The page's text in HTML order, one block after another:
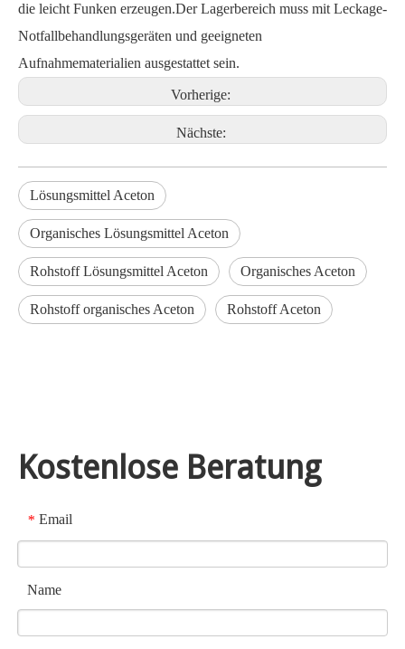
die leicht Funken erzeugen.Der Lagerbereich muss mit Leckage-
Notfallbehandlungsgeräten und geeigneten
Aufnahmematerialien ausgestattet sein.
Vorherige:
Nächste:
Lösungsmittel Aceton
Organisches Lösungsmittel Aceton
Rohstoff Lösungsmittel Aceton Organisches Aceton
Rohstoff organisches Aceton Rohstoff Aceton
Kostenlose Beratung
* Email
Name